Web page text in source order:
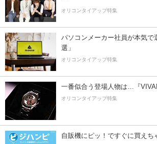
オリコンタイアップ特集
パソコンメーカー社員が本気で
選」
オリコンタイアップ特集
一番似合う登場人物は…『
オリコンタイアップ特集
自販機にピッ！ですぐに買えち